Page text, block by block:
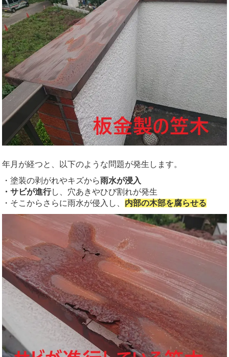
年月が経つと、以下のような問題が発生します。
・塗装の剥がれやキズから雨水が浸入
・サビが進行し、穴あきやひび割れが発生
・そこからさらに雨水が侵入し、 内部の木部を腐らせる